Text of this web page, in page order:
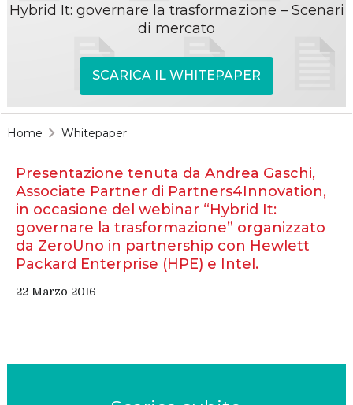
Hybrid It: governare la trasformazione – Scenari
di mercato
SCARICA IL WHITEPAPER
Home Whitepaper
Presentazione tenuta da Andrea Gaschi,
Associate Partner di Partners4Innovation,
in occasione del webinar “Hybrid It:
governare la trasformazione” organizzato
da ZeroUno in partnership con Hewlett
Packard Enterprise (HPE) e Intel.
22 Marzo 2016